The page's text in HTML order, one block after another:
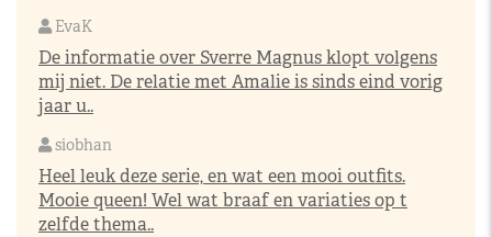
EvaK
De informatie over Sverre Magnus klopt volgens
mij niet. De relatie met Amalie is sinds eind vorig
jaar u..
siobhan
Heel leuk deze serie, en wat een mooi outfits.
Mooie queen! Wel wat braaf en variaties op t
zelfde thema..